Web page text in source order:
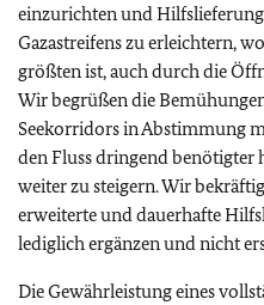
einzurichten und
Gazastreifens zu erleichtern,
größten ist, auch durch die
Wir begrüßen die
Seekorridors in Abstimmung
den Fluss dringend benötigter
weiter zu steigern. Wir
erweiterte und dauerhafte
lediglich ergänzen und nicht
Die Gewährleistung eines